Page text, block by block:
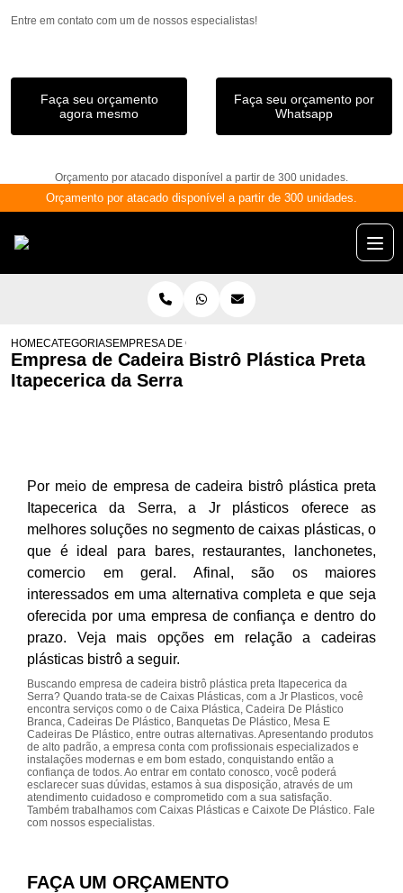
Entre em contato com um de nossos especialistas!
Faça seu orçamento
agora mesmo
Faça seu orçamento por
Whatsapp
Orçamento por atacado disponível a partir de 300 unidades.
Orçamento por atacado disponível a partir de 300 unidades.
HOMECATEGORIASEMPRESA DE CADEIRA BISTRÔ PLÁSTICA PRETA
Empresa de Cadeira Bistrô Plástica Preta
Itapecerica da Serra
Por meio de empresa de cadeira bistrô plástica preta
Itapecerica da Serra, a Jr plásticos oferece as
melhores soluções no segmento de caixas plásticas, o
que é ideal para bares, restaurantes, lanchonetes,
comercio em geral. Afinal, são os maiores
interessados em uma alternativa completa e que seja
oferecida por uma empresa de confiança e dentro do
prazo. Veja mais opções em relação a cadeiras
plásticas bistrô a seguir.
Buscando empresa de cadeira bistrô plástica preta Itapecerica da
Serra? Quando trata-se de Caixas Plásticas, com a Jr Plasticos, você
encontra serviços como o de Caixa Plástica, Cadeira De Plástico
Branca, Cadeiras De Plástico, Banquetas De Plástico, Mesa E
Cadeiras De Plástico, entre outras alternativas. Apresentando produtos
de alto padrão, a empresa conta com profissionais especializados e
instalações modernas e em bom estado, conquistando então a
confiança de todos. Ao entrar em contato conosco, você poderá
esclarecer suas dúvidas, estamos à sua disposição, através de um
atendimento cuidadoso e comprometido com a sua satisfação.
Também trabalhamos com Caixas Plásticas e Caixote De Plástico. Fale
com nossos especialistas.
FAÇA UM ORÇAMENTO